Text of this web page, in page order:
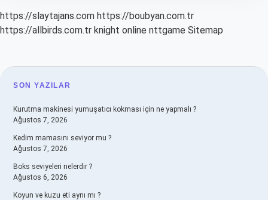
https://slaytajans.com https://boubyan.com.tr
https://allbirds.com.tr knight online nttgame Sitemap
SIDEBAR
SON YAZILAR
Kurutma makinesi yumuşatıcı kokması için ne yapmalı ?
Ağustos 7, 2026
Kedim mamasını seviyor mu ?
Ağustos 7, 2026
Boks seviyeleri nelerdir ?
Ağustos 6, 2026
Koyun ve kuzu eti aynı mı ?